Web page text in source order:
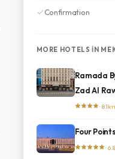
Confirmation
MORE HOTELS IN
Ramada
Zad Al
·
Four
·